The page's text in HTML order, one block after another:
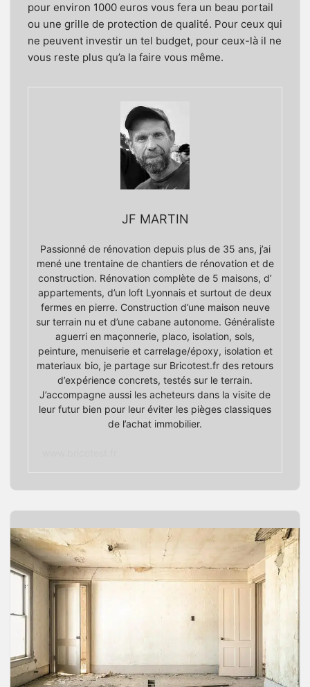
pour environ 1000 euros vous fera un beau portail
ou une grille de protection de qualité. Pour ceux qui
ne peuvent investir un tel budget, pour ceux-là il ne
vous reste plus qu’a la faire vous même.
JF MARTIN
Passionné de rénovation depuis plus de 35 ans, j’ai
mené une trentaine de chantiers de rénovation et de
construction. Rénovation complète de 5 maisons, d’
appartements, d’un loft Lyonnais et surtout de deux
fermes en pierre. Construction d’une maison neuve
sur terrain nu et d’une cabane autonome. Généraliste
aguerri en maçonnerie, placo, isolation, sols,
peinture, menuiserie et carrelage/époxy, isolation et
materiaux bio, je partage sur Bricotest.fr des retours
d’expérience concrets, testés sur le terrain.
J’accompagne aussi les acheteurs dans la visite de
leur futur bien pour leur éviter les pièges classiques
de l’achat immobilier.